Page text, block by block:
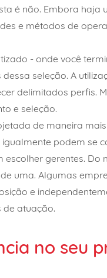
é não. Embora
e métodos de
- onde você
seleção. A
delimitados perfis.
e seleção.
de maneira
podem se
escolher gerentes.
uma. Algumas
e
atuação.
no seu